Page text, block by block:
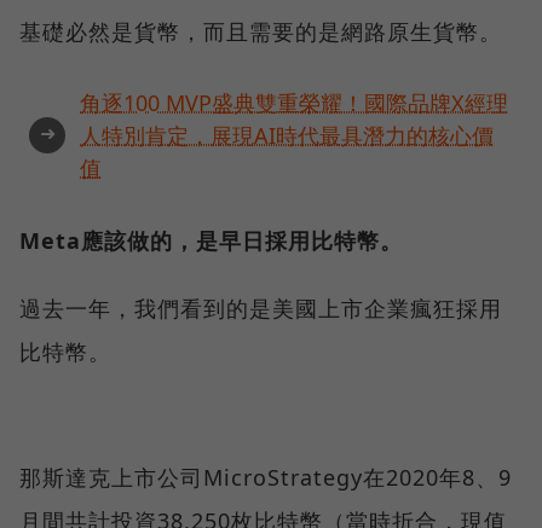
基礎必然是貨幣，而且需要的是網路原生貨幣。
➜
角逐100 MVP盛典雙重榮耀！國際品牌X經理
人特別肯定，展現AI時代最具潛力的核心價
值
Meta應該做的，是早日採用比特幣。
過去一年，我們看到的是美國上市企業瘋狂採用
比特幣。
那斯達克上市公司MicroStrategy在2020年8、9
月間共計投資38,250枚比特幣（當時折合，現值